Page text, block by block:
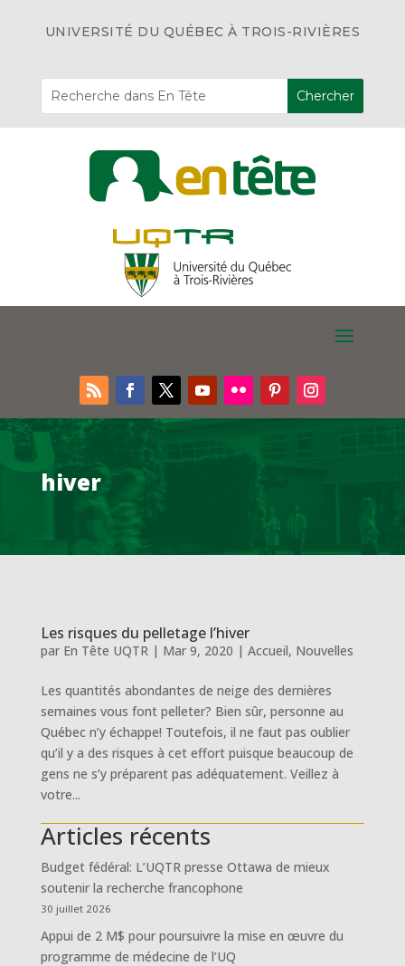
UNIVERSITÉ DU QUÉBEC À TROIS-RIVIÈRES
hiver
Les risques du pelletage l’hiver
par En Tête UQTR| Mar 9, 2020 | Accueil, Nouvelles
Les quantités abondantes de neige des dernières
semaines vous font pelleter? Bien sûr, personne au
Québec n’y échappe! Toutefois, il ne faut pas oublier
qu’il y a des risques à cet effort puisque beaucoup de
gens ne s’y préparent pas adéquatement. Veillez à
votre...
Articles récents
Budget fédéral: L’UQTR presse Ottawa de mieux
soutenir la recherche francophone
30 juillet 2026
Appui de 2 M$ pour poursuivre la mise en œuvre du
programme de médecine de l’UQ